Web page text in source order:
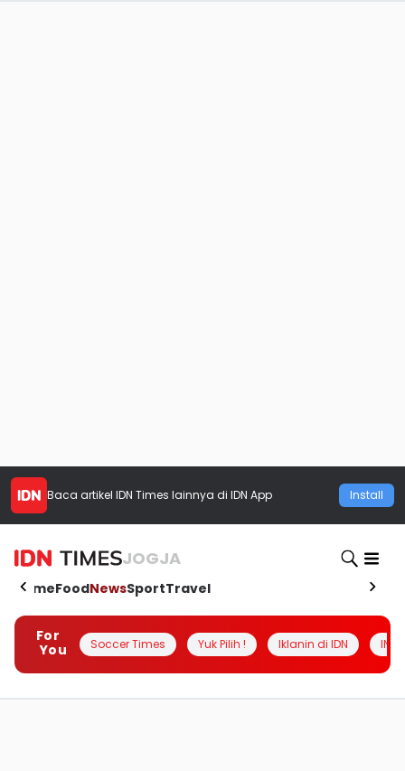
Baca artikel IDN Times lainnya di IDN App Install
JOGJA
HomeFoodNewsSportTravel
For
You
Soccer Times Yuk Pilih ! Iklanin di IDN